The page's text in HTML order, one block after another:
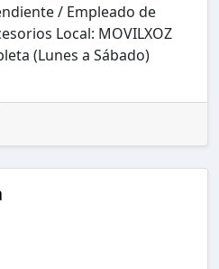
/ Empleado de
Local: MOVILXOZ
(Lunes a Sábado)